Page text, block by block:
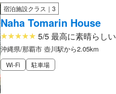
宿泊施設クラス｜3
Naha Tomarin House
5/5 最高に素晴らしい
沖縄県/那覇市 壺川駅から2.05km
Wi-Fi 駐車場